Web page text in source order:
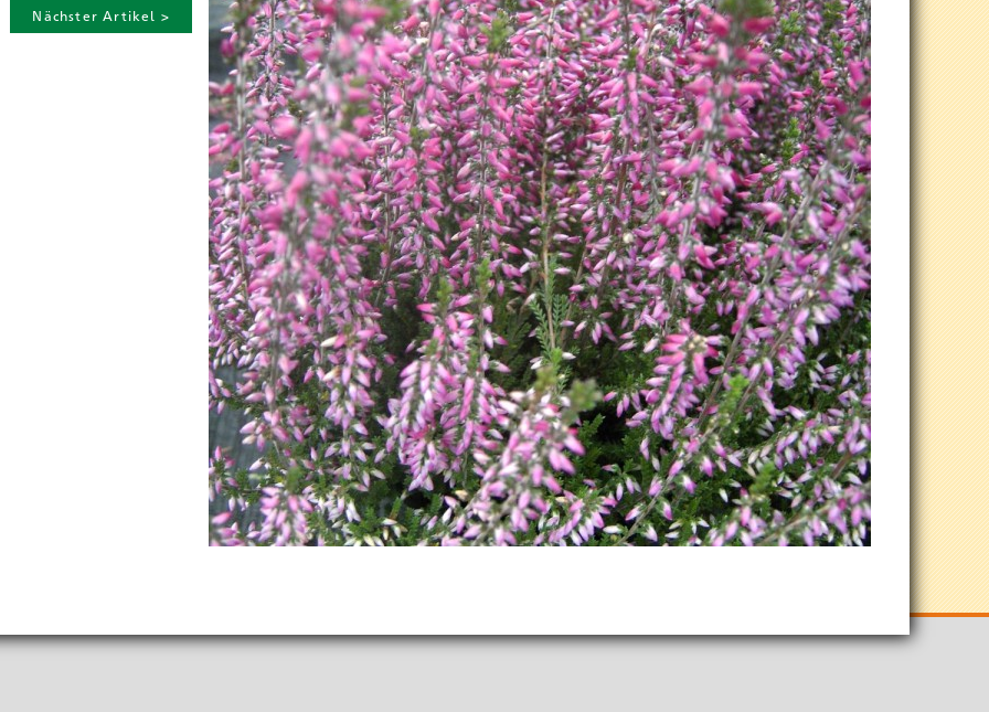
Nächster Artikel >